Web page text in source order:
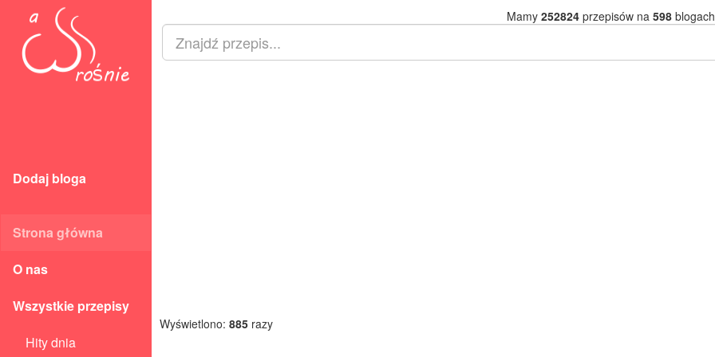
Dodaj bloga
Strona główna
O nas
Wszystkie przepisy
Hity dnia
Mamy 252824przepisów na 598
Wyświetlono: 885 razy